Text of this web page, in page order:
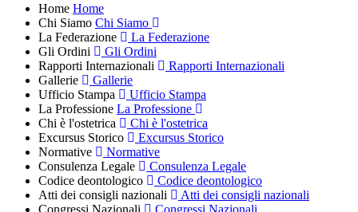
Home Home
Chi Siamo Chi Siamo
La Federazione
La Federazione
Gli Ordini
Gli Ordini
Rapporti Internazionali
Rapporti Internazionali
Gallerie
Gallerie
Ufficio Stampa
Ufficio Stampa
La Professione La Professione
Chi è l'ostetrica
Chi è l'ostetrica
Excursus Storico
Excursus Storico
Normative
Normative
Consulenza Legale
Consulenza Legale
Codice deontologico
Codice deontologico
Atti dei consigli nazionali
Atti dei consigli nazionali
Congressi Nazionali
Congressi Nazionali